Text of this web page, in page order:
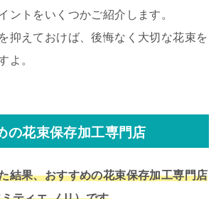
ントをいくつかご紹介します。
抑えておけば、後悔なく大切な花束を
よ。
の花束保存加工専門店
結果、おすすめの花束保存加工専門店